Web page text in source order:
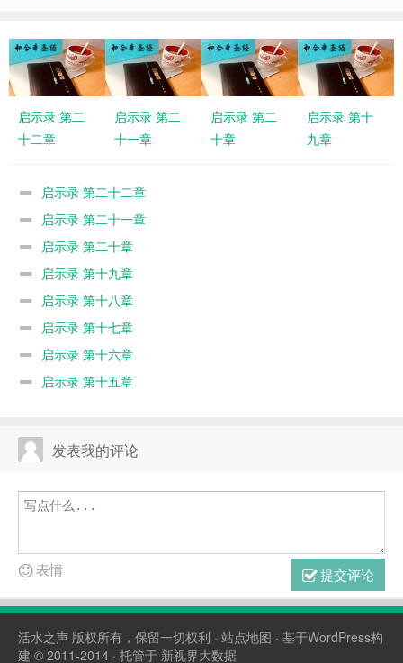
启示录 第二
十二章
启示录 第二
十一章
启示录 第二
十章
启示录 第十
九章
启示录 第二十二章
启示录 第二十一章
启示录 第二十章
启示录 第十九章
启示录 第十八章
启示录 第十七章
启示录 第十六章
启示录 第十五章
发表我的评论
提交评论
表情
活水之声 版权所有，保留一切权利 · 站点地图 · 基于WordPress构
建 © 2011-2014 · 托管于 新视界大数据